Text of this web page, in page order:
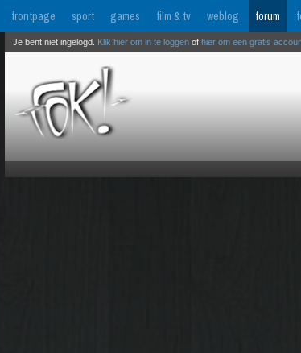
frontpage sport games film & tv weblog forum
Je bent niet ingelogd. Klik hier om in te loggen of hier om een gratis